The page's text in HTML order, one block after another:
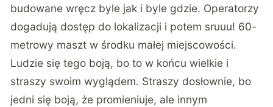
budowane wręcz byle jak i byle gdzie. Operatorzy
dogadują dostęp do lokalizacji i potem sruuu! 60-
metrowy maszt w środku małej miejscowości.
Ludzie się tego boją, bo to w końcu wielkie i
straszy swoim wyglądem. Straszy dosłownie, bo
jedni się boją, że promieniuje, ale innym